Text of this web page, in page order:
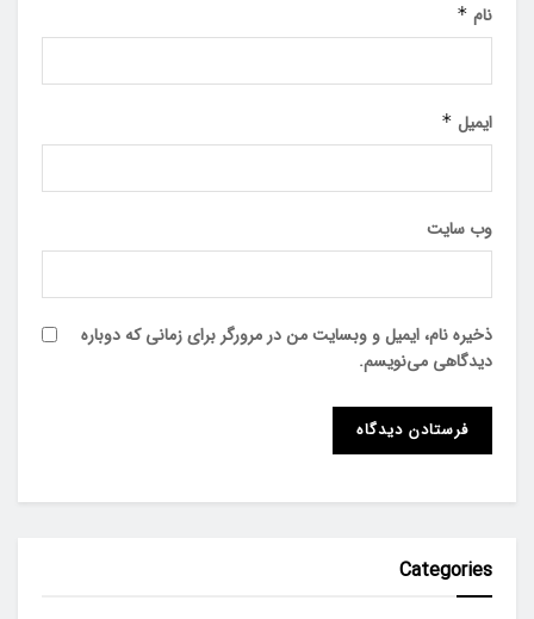
نام *
ایمیل *
وب‌ سایت
ذخیره نام، ایمیل و وبسایت من در مرورگر برای زمانی که دوباره
دیدگاهی می‌نویسم.
Categories